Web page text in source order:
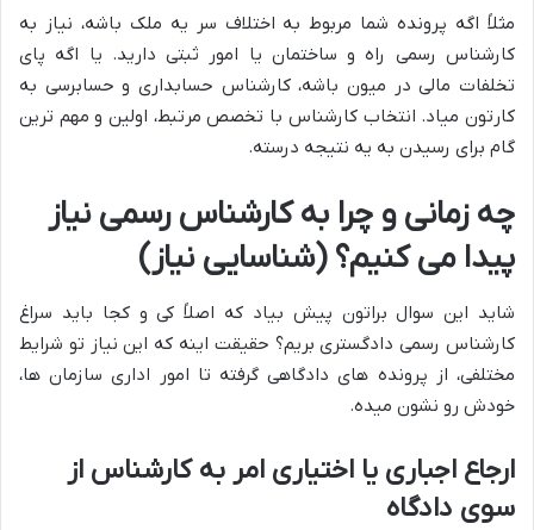
مثلاً اگه پرونده شما مربوط به اختلاف سر یه ملک باشه، نیاز به
کارشناس رسمی راه و ساختمان یا امور ثبتی دارید. یا اگه پای
تخلفات مالی در میون باشه، کارشناس حسابداری و حسابرسی به
کارتون میاد. انتخاب کارشناس با تخصص مرتبط، اولین و مهم ترین
گام برای رسیدن به یه نتیجه درسته.
چه زمانی و چرا به کارشناس رسمی نیاز
پیدا می کنیم؟ (شناسایی نیاز)
شاید این سوال براتون پیش بیاد که اصلاً کی و کجا باید سراغ
کارشناس رسمی دادگستری بریم؟ حقیقت اینه که این نیاز تو شرایط
مختلفی، از پرونده های دادگاهی گرفته تا امور اداری سازمان ها،
خودش رو نشون میده.
ارجاع اجباری یا اختیاری امر به کارشناس از
سوی دادگاه